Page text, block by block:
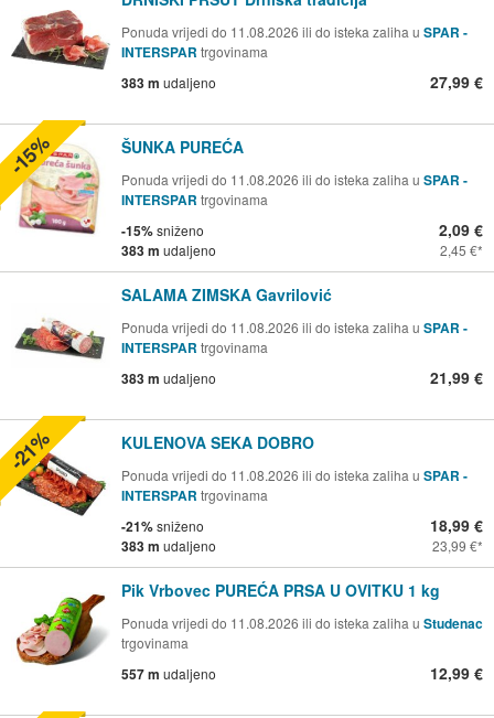
Ponuda vrijedi do 11.08.2026 ili do isteka zaliha u SPAR -
INTERSPAR trgovinama
383 m udaljeno 27,99 €
ŠUNKA PUREĆA
Ponuda vrijedi do 11.08.2026 ili do isteka zaliha u SPAR -
INTERSPAR trgovinama
-15%sniženo
383 m udaljeno
2,09 €
2,45 €
-15%
SALAMA ZIMSKA Gavrilović
Ponuda vrijedi do 11.08.2026 ili do isteka zaliha u SPAR -
INTERSPAR trgovinama
383 m udaljeno 21,99 €
KULENOVA SEKA DOBRO
Ponuda vrijedi do 11.08.2026 ili do isteka zaliha u SPAR -
INTERSPAR trgovinama
-21%sniženo
383 m udaljeno
18,99 €
23,99 €
-21%
Pik Vrbovec PUREĆA PRSA U OVITKU 1 kg
Ponuda vrijedi do 11.08.2026 ili do isteka zaliha u Studenac
trgovinama
557 m udaljeno 12,99 €